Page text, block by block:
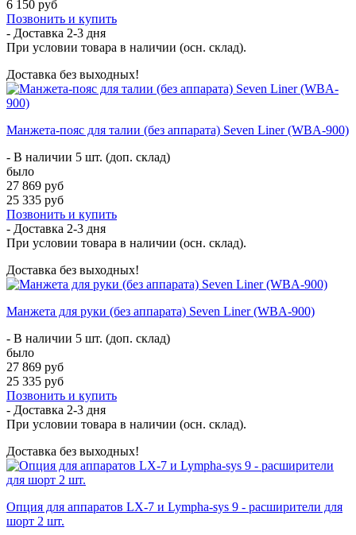
6 150 руб
Позвонить и купить
- Доставка 2-3 дня
При условии товара в наличии (осн. склад).
Доставка без выходных!
Манжета-пояс для талии (без аппарата) Seven Liner (WBA-900)
- В наличии 5 шт. (доп. склад)
было
27 869 руб
25 335 руб
Позвонить и купить
- Доставка 2-3 дня
При условии товара в наличии (осн. склад).
Доставка без выходных!
Манжета для руки (без аппарата) Seven Liner (WBA-900)
- В наличии 5 шт. (доп. склад)
было
27 869 руб
25 335 руб
Позвонить и купить
- Доставка 2-3 дня
При условии товара в наличии (осн. склад).
Доставка без выходных!
Опция для аппаратов LX-7 и Lympha-sys 9 - расширители для
шорт 2 шт.